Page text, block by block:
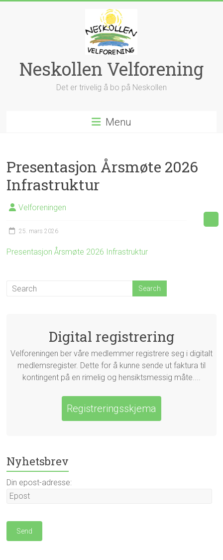
Neskollen Velforening
Det er trivelig å bo på Neskollen
Menu
Presentasjon Årsmøte 2026
Infrastruktur
Velforeningen
25. mars 2026
Presentasjon Årsmøte 2026 Infrastruktur
Digital registrering
Velforeningen ber våre medlemmer registrere seg i digitalt
medlemsregister. Dette for å kunne sende ut faktura til
kontingent på en rimelig og hensiktsmessig måte....
Registreringsskjema
Nyhetsbrev
Din epost-adresse: